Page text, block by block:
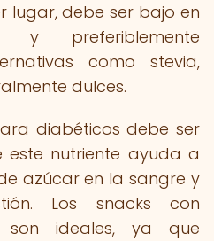
lugar, debe ser bajo en
y preferiblemente
como stevia,
dulces.
diabéticos debe ser
nutriente ayuda a
azúcar en la sangre y
Los snacks con
son ideales, ya que